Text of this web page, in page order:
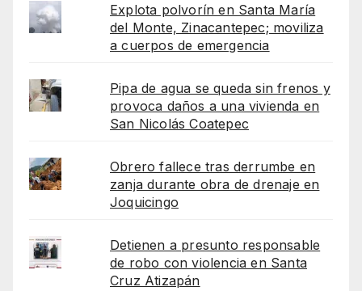
Explota polvorín en Santa María
del Monte, Zinacantepec; moviliza
a cuerpos de emergencia
Pipa de agua se queda sin frenos y
provoca daños a una vivienda en
San Nicolás Coatepec
Obrero fallece tras derrumbe en
zanja durante obra de drenaje en
Joquicingo
Detienen a presunto responsable
de robo con violencia en Santa
Cruz Atizapán